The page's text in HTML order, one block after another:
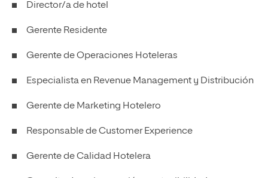
Director/a de hotel
Gerente Residente
Gerente de Operaciones Hoteleras
Especialista en Revenue Management y Distribución
Gerente de Marketing Hotelero
Responsable de Customer Experience
Gerente de Calidad Hotelera